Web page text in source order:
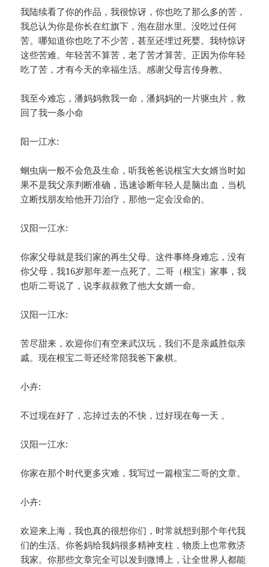
我陆续看了你的作品，我很惊讶，你也吃了那么多的苦，
我总认为你是你长在红旗下，泡在甜水里。没吃过任何
苦。哪知道你也吃了不少苦，甚至还埋过死婴。我特惊讶
这些苦难。年轻苦不算苦，老了苦才算苦。正因为你年轻
吃了苦，才有今天的幸福生活。感谢父母言传身教。
我至今难忘，潘妈妈救我一命，潘妈妈的一片驱虫片，救
回了我一条小命
阳一江水:
蛔虫病一般不会危及生命，听我爸爸说根宝大女婿当时如
果不是我父亲判断准确，迅速诊断年轻人是脑出血，当机
立断找朋友给他开刀治疗，那他一定会没命的。
汉阳一江水:
你家父母就是我们家的再生父母。这件事终身难忘，没有
你父母，我16岁那年差一点死了。二哥（根宝）家事，我
也听二哥说了，说李叔叔救了他大女婿一命。
汉阳一江水:
苦尽甜来，欢迎你们有空来武汉玩，我们不是亲戚胜似亲
戚。现在根宝二哥还经常陪我爸下象棋。
小卉:
不过现在好了，忘掉过去的不快，过好现在每一天 。
汉阳一江水:
你家在那个时代更多灾难，我写过一篇根宝二哥的文章。
小卉:
欢迎来上海，我也真的很想你们，时常就想到那个年代我
们的生活。你爸妈给我妈很多精神支柱，物质上也常救济
我家。你那些文章完全可以发到微博上，让全世界人都能